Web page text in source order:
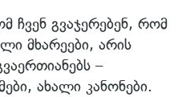
ჩვენ გვაჯერებენ, რომ
მხარეები, არის
–
ახალი კანონები.